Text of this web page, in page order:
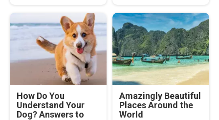
How Do You
Understand Your
Dog? Answers to
Amazingly Beautiful
Places Around the
World